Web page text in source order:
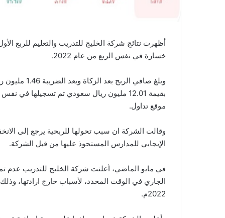
خسارة في نفس الربع من عام 2022.
وبلغ صافي
بقيمة 12.01 مليون ريال سعودي تم تسجيلها
موقع تداول.
وقالت الشركة ان سبب تحولها للربحية يرجع إلى
الإيجابي للمدارس المستحوذ عليها من قبل الشركة.
في مايو الماضي، أعلنت شركة الخليج للتدريب عدم
الجاري في الوقت المحدد، لأسباب خارج ارادتها،
2022م.